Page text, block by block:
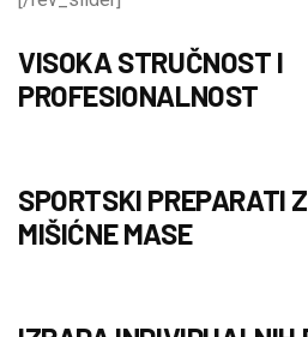
VISOKA STRUČNOST I
PROFESIONALNOST
SPORTSKI PREPARATI
MIŠIĆNE MASE